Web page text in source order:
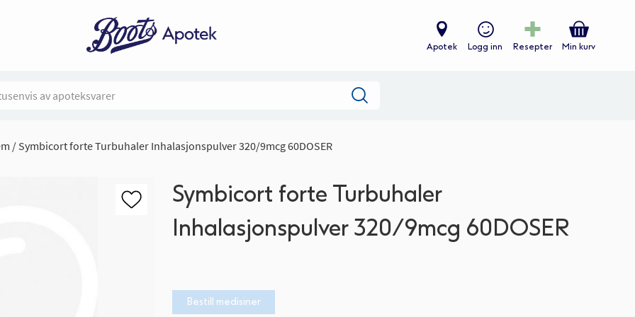
Apotek Logg inn Resepter Min kurv
Symbicort forte Turbuhaler Inhalasjonspulver 320/9mcg 60DOSER
Symbicort forte Turbuhaler
Inhalasjonspulver 320/9mcg 60DOSER
Bestill medisiner